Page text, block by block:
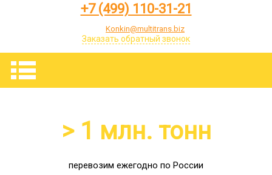
+7 (499) 110-31-21
Konkin@multitrans.biz
Заказать обратный звонок
> 1 млн. тонн
перевозим ежегодно по России